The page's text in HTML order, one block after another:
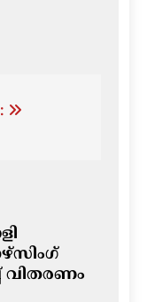
വിതരണം